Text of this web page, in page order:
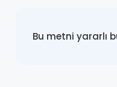
Bu metni yararlı